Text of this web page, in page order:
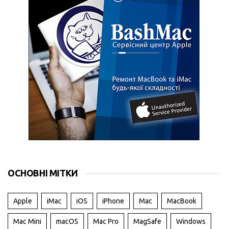
ОСНОВНІ МІТКИ
Apple iMac iOS iPhone Mac MacBook
Mac Mini macOS Mac Pro MagSafe Windows